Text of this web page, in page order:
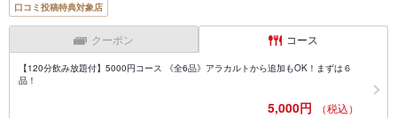
口コミ投稿特典対象店
クーポン コース
【120分飲み放題付】5000円コース 《全6品》アラカルトから追加もOK！まずは６
品！
5,000円 （税込）